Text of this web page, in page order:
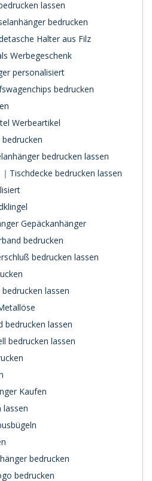
lassen
bedrucken
Halter aus Filz
Werbegeschenk
personalisiert
bedrucken
Werbeartikel
bedrucken lassen
Tischdecke bedrucken lassen
Gepäckanhänger
bedrucken
bedrucken lassen
lassen
bedrucken lassen
bedrucken lassen
Kaufen
lassen
bedrucken
bedrucken